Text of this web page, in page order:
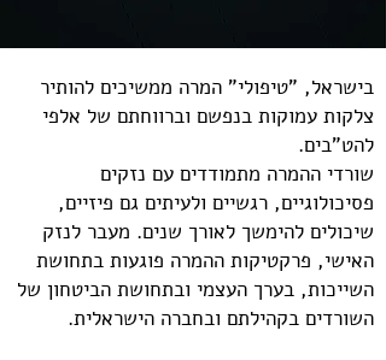
בישראל, "טיפולי" המרה ממשיכים להותיר
צלקות עמוקות בנפשם וברווחתם של אלפי
להט"בים.
שורדי ההמרה מתמודדים עם נזקים
פסיכולוגיים, רגשיים ולעיתים גם פיזיים,
שיכולים להימשך לאורך שנים. מעבר לנזק
האישי, פרקטיקות ההמרה פוגעות בתחושת
השייכות, בערך העצמי ובתחושת הביטחון של
השורדים בקהילתם ובחברה הישראלית.